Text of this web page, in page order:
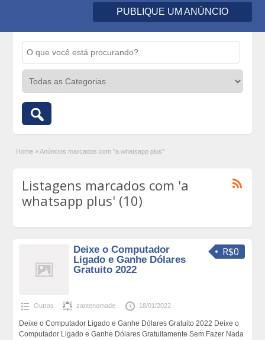
PUBLIQUE UM ANÚNCIO
Home » Anúncios marcados com "a whatsapp plus"
Listagens marcados com 'a
whatsapp plus' (10)
R$0
Deixe o Computador
Ligado e Ganhe Dólares
Gratuito 2022
Outras zantenomade 18/01/2022
Deixe o Computador Ligado e Ganhe Dólares Gratuito 2022 Deixe o
Computador Ligado e Ganhe Dólares Gratuitamente Sem Fazer Nada